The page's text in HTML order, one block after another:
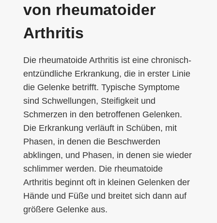
von rheumatoider
Arthritis
Die rheumatoide Arthritis ist eine chronisch-
entzündliche Erkrankung, die in erster Linie
die Gelenke betrifft. Typische Symptome
sind Schwellungen, Steifigkeit und
Schmerzen in den betroffenen Gelenken.
Die Erkrankung verläuft in Schüben, mit
Phasen, in denen die Beschwerden
abklingen, und Phasen, in denen sie wieder
schlimmer werden. Die rheumatoide
Arthritis beginnt oft in kleinen Gelenken der
Hände und Füße und breitet sich dann auf
größere Gelenke aus.